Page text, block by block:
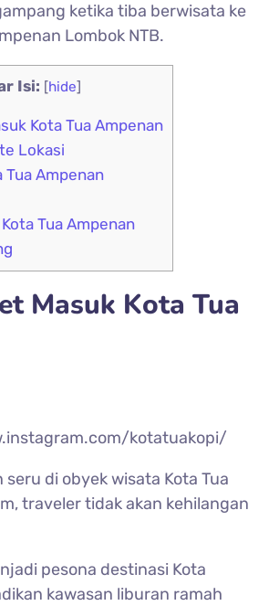
ketika tiba berwisata ke
Lombok NTB.
Isi: [hide]
Kota Tua Ampenan
Lokasi
Tua Ampenan
Tua Ampenan
Masuk Kota Tua
kotatuakopi/
di obyek wisata Kota Tua
traveler tidak akan kehilangan
pesona destinasi Kota
kawasan liburan ramah